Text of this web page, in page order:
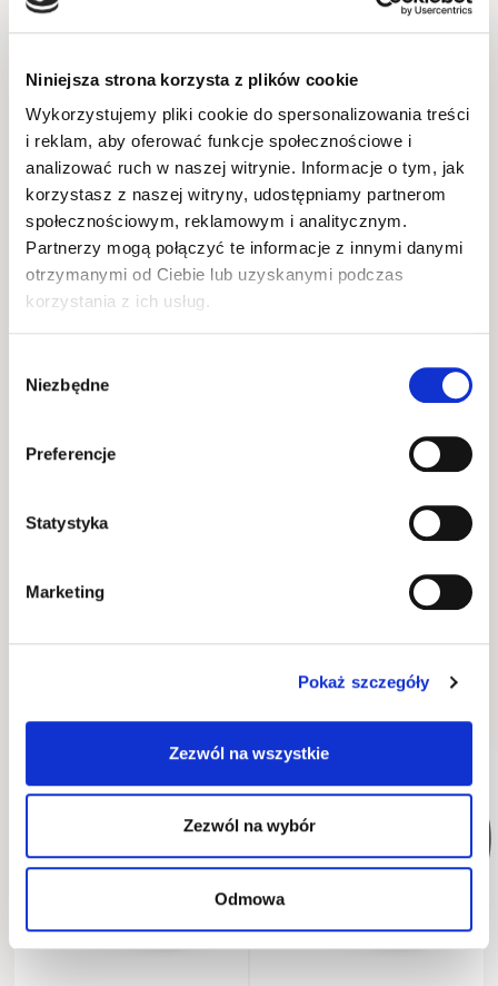
Niniejsza strona korzysta z plików cookie
Wykorzystujemy pliki cookie do spersonalizowania treści
i reklam, aby oferować funkcje społecznościowe i
analizować ruch w naszej witrynie. Informacje o tym, jak
korzystasz z naszej witryny, udostępniamy partnerom
społecznościowym, reklamowym i analitycznym.
Partnerzy mogą połączyć te informacje z innymi danymi
otrzymanymi od Ciebie lub uzyskanymi podczas
korzystania z ich usług.
zgody
Niezbędne
Preferencje
Statystyka
Marketing
Pokaż szczegóły
Zezwól na wszystkie
Zezwól na wybór
Odmowa
Podsumowanie
Regał otwarty to doskonały wybór do każdego
domowego biura. Łączy w sobie funkcjonalność,
estetykę i trwałość, a jego otwarta konstrukcja
sprzyja organizacji i efektywnemu wykorzystaniu
przestrzeni. Jeśli chcesz, aby Twoje biuro było
Twoje oczekiwania i przyczyni się do stworzenia
WYSYŁKA W 48H WYSYŁKA W 48H